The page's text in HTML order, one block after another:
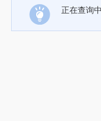
正在查询